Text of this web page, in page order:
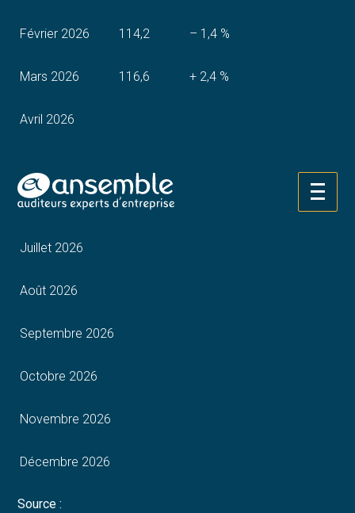
Aller
au
Février 2026 114,2 – 1,4 %
Mars 2026 116,6 + 2,4 %
Avril 2026
Juin 2026
Juillet 2026
Août 2026
Septembre 2026
Octobre 2026
Novembre 2026
Décembre 2026
Source :